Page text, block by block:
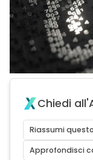
Chiedi
Riassumi
Approfondisci